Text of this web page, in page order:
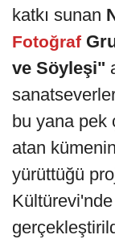
katkı sunan
Fotoğraf
ve Söyleşi"
bu yana pek
atan
yürüttüğü
Kültürevi'nde